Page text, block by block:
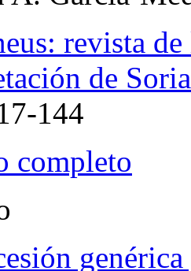
revista
de Soria
144
completo